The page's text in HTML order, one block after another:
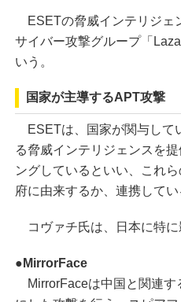
ESETの脅威インテリジェ
サイバー攻撃グループ「
いう。
国家が主導するAPT攻撃
ESETは、国家が関与して
る脅威インテリジェンスを
ングしているといい、これ
府に由来するか、連携してい
コヴァチ氏は、日本に特に
MirrorFace
MirrorFaceは中国と関連す